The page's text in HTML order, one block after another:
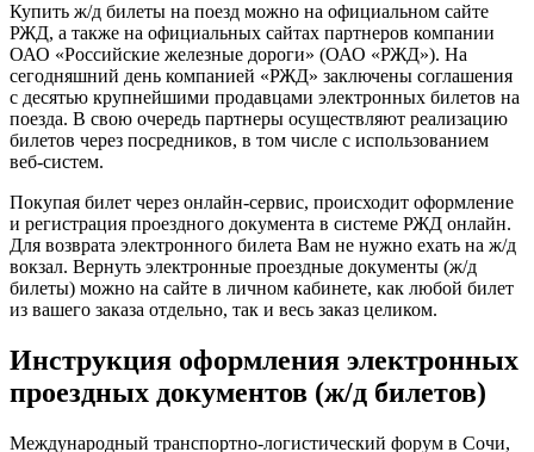
Купить ж/д билеты на поезд можно на официальном сайте
РЖД, а также на официальных сайтах партнеров компании
ОАО «Российские железные дороги» (ОАО «РЖД»). На
сегодняшний день компанией «РЖД» заключены соглашения
с десятью крупнейшими продавцами электронных билетов на
поезда. В свою очередь партнеры осуществляют реализацию
билетов через посредников, в том числе с использованием
веб-систем.
Покупая билет через онлайн-сервис, происходит оформление
и регистрация проездного документа в системе РЖД онлайн.
Для возврата электронного билета Вам не нужно ехать на ж/д
вокзал. Вернуть электронные проездные документы (ж/д
билеты) можно на сайте в личном кабинете, как любой билет
из вашего заказа отдельно, так и весь заказ целиком.
Инструкция оформления электронных
проездных документов (ж/д билетов)
Международный транспортно-логистический форум в Сочи,